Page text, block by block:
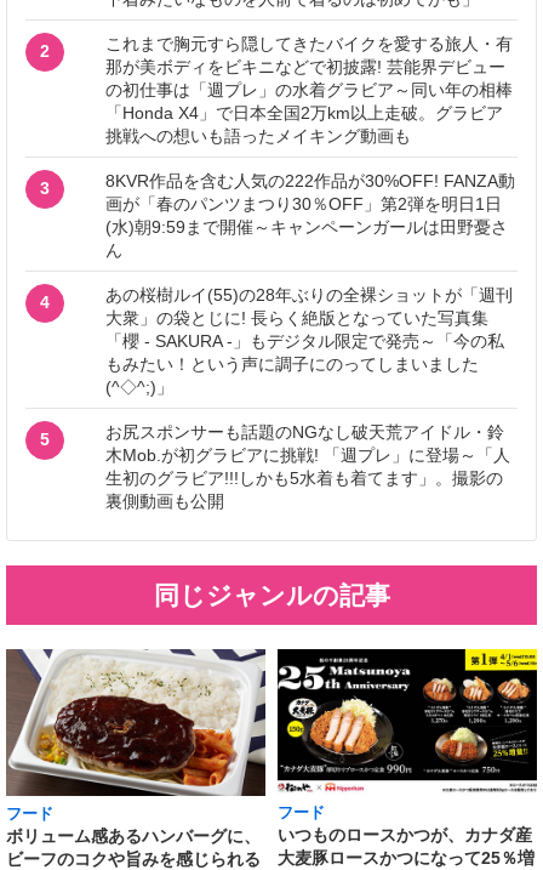
2
これまで胸元すら隠してきたバイクを愛する旅人・有
那が美ボディをビキニなどで初披露! 芸能界デビュー
の初仕事は「週プレ」の水着グラビア～同い年の相棒
「Honda X4」で日本全国2万km以上走破。グラビア
挑戦への想いも語ったメイキング動画も
3
8KVR作品を含む人気の222作品が30%OFF! FANZA動
画が「春のパンツまつり30％OFF」第2弾を明日1日
(水)朝9:59まで開催～キャンペーンガールは田野憂さ
ん
4
あの桜樹ルイ(55)の28年ぶりの全裸ショットが「週刊
大衆」の袋とじに! 長らく絶版となっていた写真集
「櫻 - SAKURA -」もデジタル限定で発売～「今の私
もみたい！という声に調子にのってしまいました
(^◇^;)」
5
お尻スポンサーも話題のNGなし破天荒アイドル・鈴
木Mob.が初グラビアに挑戦! 「週プレ」に登場～「人
生初のグラビア!!!しかも5水着も着てます」。撮影の
裏側動画も公開
同じジャンルの記事
フード
ボリューム感あるハンバーグに、
ビーフのコクや旨みを感じられる
フード
いつものロースかつが、カナダ産
大麦豚ロースかつになって25％増